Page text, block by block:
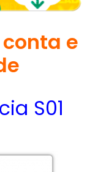
e
S01